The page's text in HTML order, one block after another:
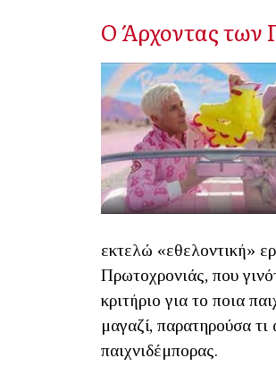
Ο Άρχοντας των
εκτελώ «εθελοντική»
Πρωτοχρονιάς, που
κριτήριο για το ποια
μαγαζί, παρατηρούσα
παιχνιδέμπορας.